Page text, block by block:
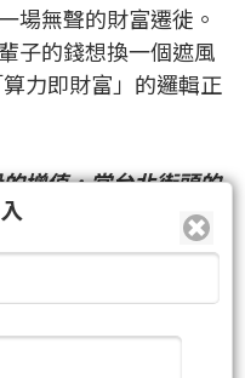
場無聲的財富遷徙。
子的錢想換一個遮風
力即財富」的邏輯正
增值，當台北街頭的
令集早已悄悄完成了